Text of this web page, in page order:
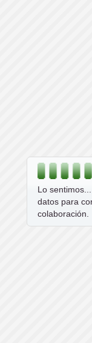
Lo
datos para
colaboración.